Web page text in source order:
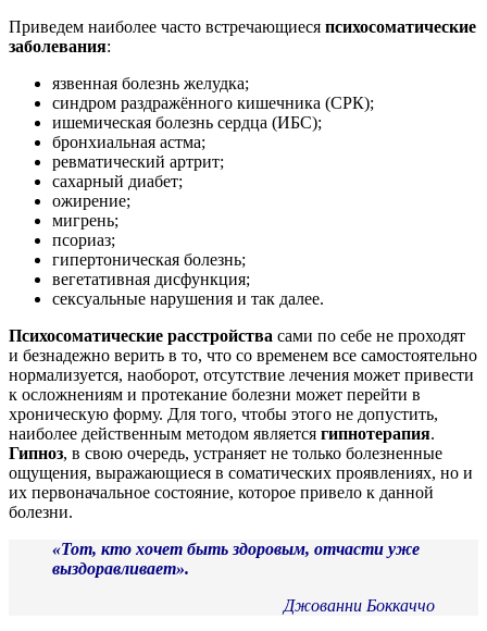
Приведем наиболее часто встречающиеся психосоматические
заболевания:
язвенная болезнь желудка;
синдром раздражённого кишечника (СРК);
ишемическая болезнь сердца (ИБС);
бронхиальная астма;
ревматический артрит;
сахарный диабет;
ожирение;
мигрень;
псориаз;
гипертоническая болезнь;
вегетативная дисфункция;
сексуальные нарушения и так далее.
Психосоматические расстройства сами по себе не проходят
и безнадежно верить в то, что со временем все самостоятельно
нормализуется, наоборот, отсутствие лечения может привести
к осложнениям и протекание болезни может перейти в
хроническую форму. Для того, чтобы этого не допустить,
наиболее действенным методом является гипнотерапия.
Гипноз, в свою очередь, устраняет не только болезненные
ощущения, выражающиеся в соматических проявлениях, но и
их первоначальное состояние, которое привело к данной
болезни.
«Тот, кто хочет быть здоровым, отчасти уже
выздоравливает».
Джованни Боккаччо